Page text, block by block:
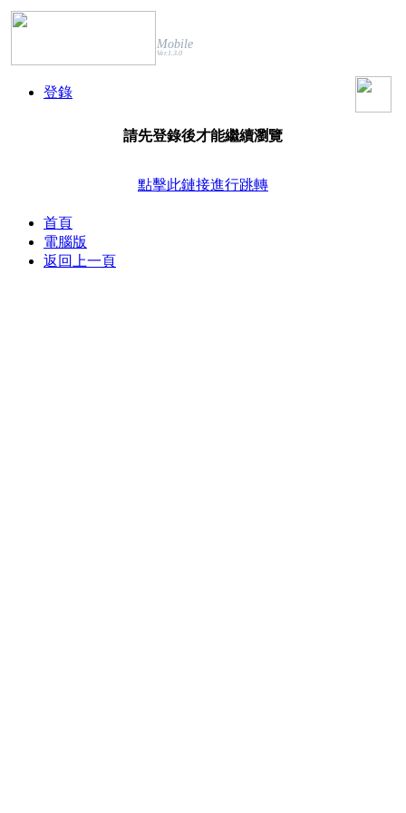
Mobile
Ver.1.3.0
登錄
請先登錄後才能繼續瀏覽
點擊此鏈接進行跳轉
首頁
電腦版
返回上一頁